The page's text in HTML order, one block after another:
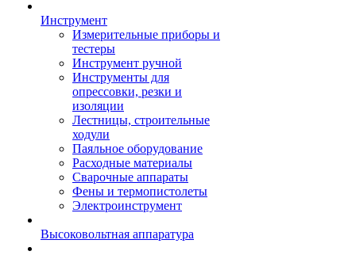
Инструмент
Измерительные приборы и
тестеры
Инструмент ручной
Инструменты для
опрессовки, резки и
изоляции
Лестницы, строительные
ходули
Паяльное оборудование
Расходные материалы
Сварочные аппараты
Фены и термопистолеты
Электроинструмент
Высоковольтная аппаратура